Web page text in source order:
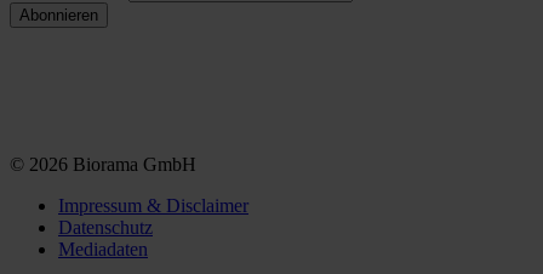
© 2026 Biorama GmbH
Impressum & Disclaimer
Datenschutz
Mediadaten